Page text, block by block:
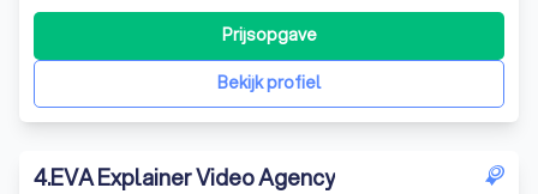
Bekijk profiel
Prijsopgave
4.EVA Explainer Video Agency